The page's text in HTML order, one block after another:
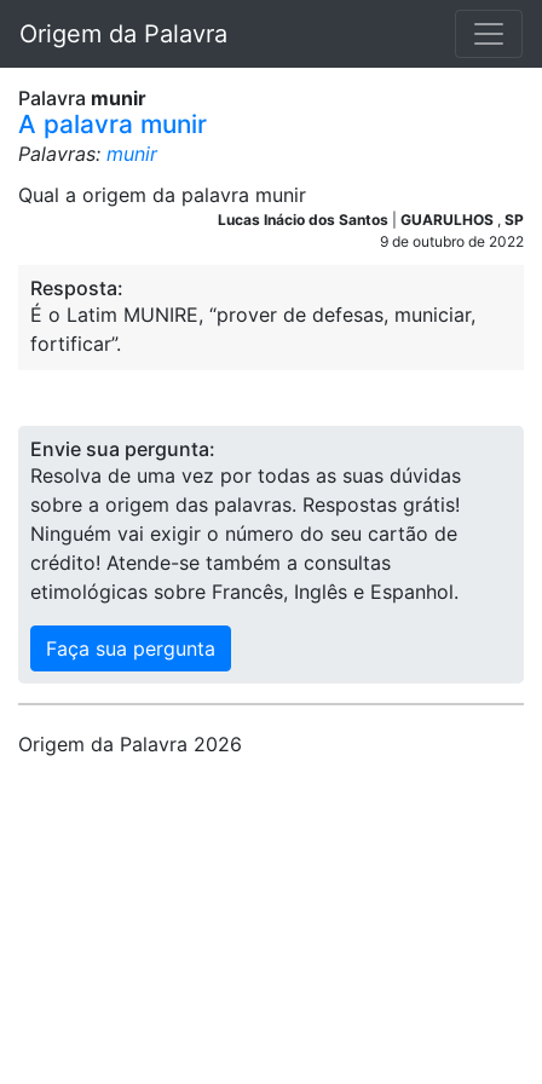
Origem da Palavra
Palavra munir
A palavra munir
Palavras: munir
Qual a origem da palavra munir
Lucas Inácio dos Santos GUARULHOS , SP
9 de outubro de 2022
Resposta:
É o Latim MUNIRE, “prover de defesas, municiar,
fortificar”.
Envie sua pergunta:
Resolva de uma vez por todas as suas dúvidas
sobre a origem das palavras. Respostas grátis!
Ninguém vai exigir o número do seu cartão de
crédito! Atende-se também a consultas
etimológicas sobre Francês, Inglês e Espanhol.
Faça sua pergunta
Origem da Palavra 2026